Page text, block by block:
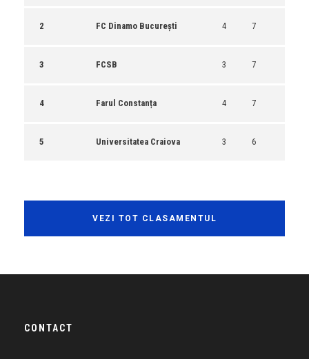
2 FC Dinamo București 4 7
3 FCSB 3 7
4 Farul Constanța 4 7
5 Universitatea Craiova 3 6
VEZI TOT CLASAMENTUL
CONTACT